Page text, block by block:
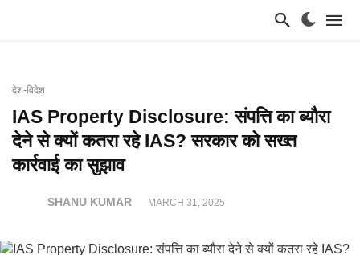
देश-विदेश
IAS Property Disclosure: संपत्ति का ब्यौरा
देने से क्यों कतरा रहे IAS? सरकार को सख्त
कार्रवाई का सुझाव
SHANU KUMAR MARCH 31, 2025